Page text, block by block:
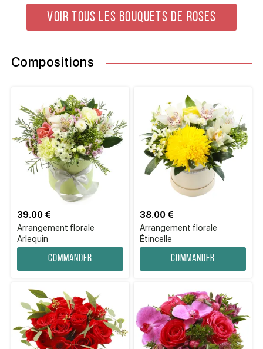
VOIR TOUS LES BOUQUETS DE ROSES
Compositions
Arrangement florale
Arlequin
39.00 €
Commander
Arrangement florale
Étincelle
38.00 €
Commander